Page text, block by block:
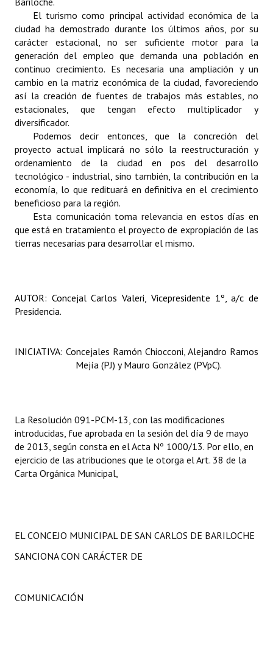
Huéspedes de Honor - Registro
Antiguos Pobladores - Registro
Reconocimientos - Registro
Bariloche, Municipio intercultural
Entrega de distinciones
REFORMA DE LA CARTA ORGÁNICA
El turismo como principal actividad económica de la
ciudad ha demostrado durante los últimos años, por su
carácter estacional, no ser suficiente motor para la
generación del empleo que demanda una población en
continuo crecimiento. Es necesaria una ampliación y un
cambio en la matriz económica de la ciudad, favoreciendo
así la creación de fuentes de trabajos más estables, no
estacionales, que tengan efecto multiplicador y
diversificador.
Podemos decir entonces, que la concreción del
proyecto actual implicará no sólo la reestructuración y
ordenamiento de la ciudad en pos del desarrollo
tecnológico - industrial, sino también, la contribución en la
economía, lo que redituará en definitiva en el crecimiento
beneficioso para la región.
Esta comunicación toma relevancia en estos días en
que está en tratamiento el proyecto de expropiación de las
tierras necesarias para desarrollar el mismo.
AUTOR: Concejal Carlos Valeri, Vicepresidente 1º, a/c de
Presidencia.
INICIATIVA: Concejales Ramón Chiocconi, Alejandro Ramos
Mejía (PJ) y Mauro González (PVpC).
La Resolución 091-PCM-13, con las modificaciones
introducidas, fue aprobada en la sesión del día 9 de mayo
de 2013, según consta en el Acta Nº 1000/13. Por ello, en
ejercicio de las atribuciones que le otorga el Art. 38 de la
Carta Orgánica Municipal,
EL CONCEJO MUNICIPAL DE SAN CARLOS DE BARILOCHE
SANCIONA CON CARÁCTER DE
COMUNICACIÓN